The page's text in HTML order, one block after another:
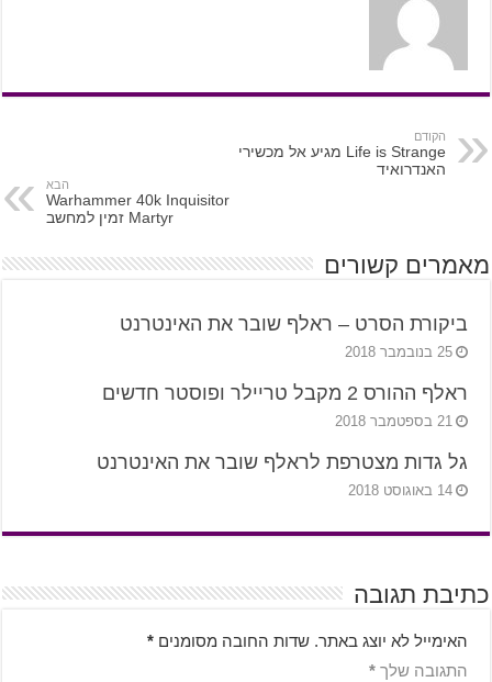
הקודם
Life is Strange מגיע אל מכשירי
האנדרואיד
הבא
Warhammer 40k Inquisitor
Martyr זמין למחשב
מאמרים קשורים
ביקורת הסרט – ראלף שובר את האינטרנט
25 בנובמבר 2018
ראלף ההורס 2 מקבל טריילר ופוסטר חדשים
21 בספטמבר 2018
גל גדות מצטרפת לראלף שובר את האינטרנט
14 באוגוסט 2018
כתיבת תגובה
האימייל לא יוצג באתר. שדות החובה מסומנים *
התגובה שלך *